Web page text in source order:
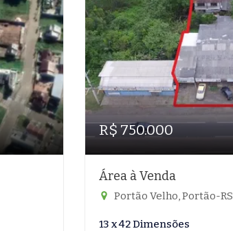
R$ 750.000
Área à Venda
Portão Velho, Portão-RS
13 x 42 Dimensões